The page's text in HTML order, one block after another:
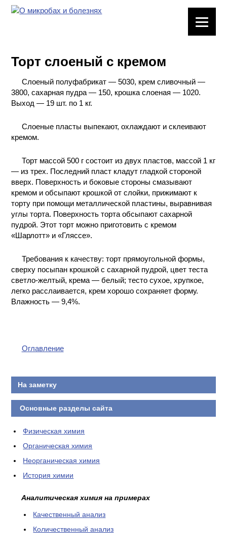
ХИМИЧЕСКАЯ
ВРЕДНЫЕ
МЕТОДЫ
ХИМИИ
ХИМИЯ НА
ПРОИЗВОДСТВЕ
И ХИМИЧЕСКАЯ
ТЕХНОЛОГИЯ
КОНТАКТЫ
Торт слоеный с кремом
Слоеный полуфабрикат — 5030, крем сливочный —
3800, сахарная пудра — 150, крошка слоеная — 1020.
Выход — 19 шт. по 1 кг.
Слоеные пласты выпекают, охлаждают и склеивают
кремом.
Торт массой 500 г состоит из двух пластов, массой 1 кг
— из трех. Последний пласт кладут гладкой стороной
вверх. Поверхность и боковые стороны смазывают
кремом и обсыпают крошкой от слойки, прижимают к
торту при помощи металлической пластины, выравнивая
углы торта. Поверхность торта обсыпают сахарной
пудрой. Этот торт можно приготовить с кремом
«Шарлотт» и «Гляссе».
Требования к качеству: торт прямоугольной формы,
сверху посыпан крошкой с сахарной пудрой, цвет теста
светло-желтый, крема — белый; тесто сухое, хрупкое,
легко расслаивается, крем хорошо сохраняет форму.
Влажность — 9,4%.
Оглавление
На заметку
Основные разделы сайта
Физическая химия
Органическая химия
Неорганическая химия
История химии
Аналитическая химия на примерах
Качественный анализ
Количественный анализ